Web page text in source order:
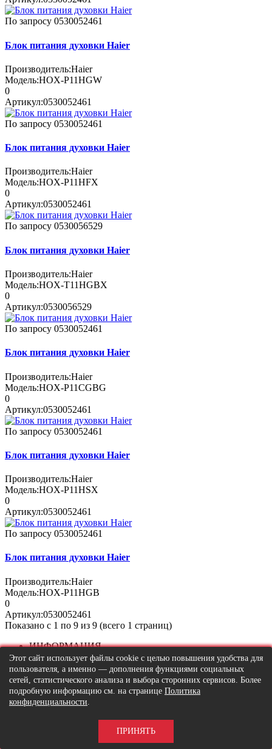
По запросу 0530052461
Блок питания духовки Haier
Производитель:Haier
Модель:HOX-P11HGW
0
Артикул:0530052461
По запросу 0530052461
Блок питания духовки Haier
Производитель:Haier
Модель:HOX-P11HFX
0
Артикул:0530052461
По запросу 0530056529
Блок питания духовки Haier
Производитель:Haier
Модель:HOX-T11HGBX
0
Артикул:0530056529
По запросу 0530052461
Блок питания духовки Haier
Производитель:Haier
Модель:HOX-P11CGBG
0
Артикул:0530052461
По запросу 0530052461
Блок питания духовки Haier
Производитель:Haier
Модель:HOX-P11HSX
0
Артикул:0530052461
По запросу 0530052461
Блок питания духовки Haier
Производитель:Haier
Модель:HOX-P11HGB
0
Артикул:0530052461
Показано с 1 по 9 из 9 (всего 1 страниц)
ИНФОРМАЦИЯ
О
магазине
Способы
доставки
Возврат
Этот сайт использует файлы cookie с целью повышения удобства для
пользователя, а именно — дополнения функциями социальных
сетей, статистического анализа и выбора сторонних сервисов. Более
подробную информацию см. на странице Политика
конфиденциальности.
ПРИНЯТЬ